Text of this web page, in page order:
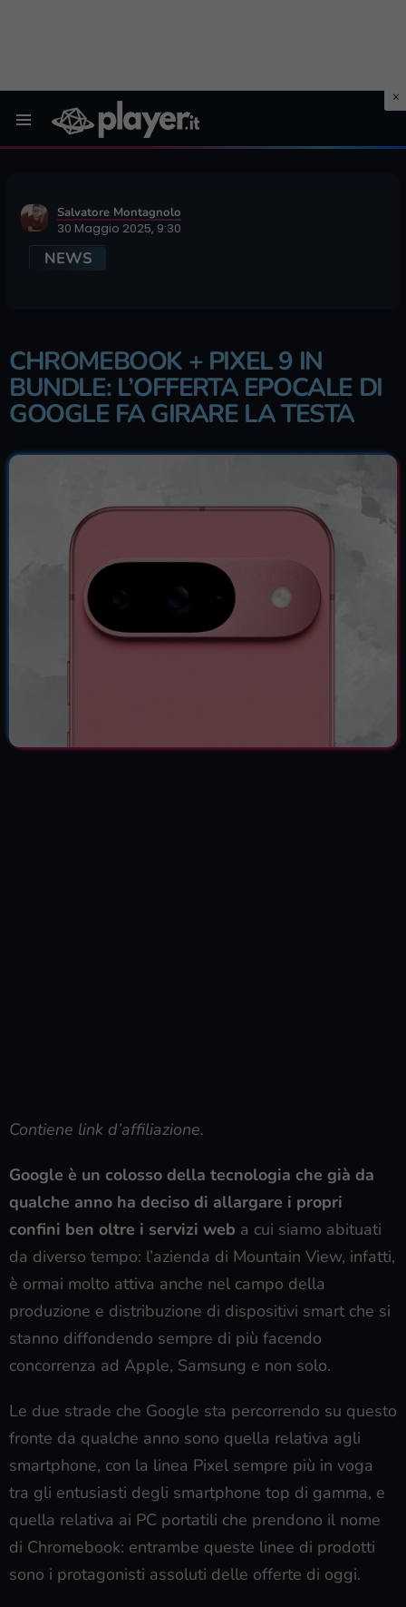
Salvatore Montagnolo
30 Maggio 2025, 9:30
NEWS
CHROMEBOOK + PIXEL 9 IN
BUNDLE: L’OFFERTA EPOCALE DI
GOOGLE FA GIRARE LA TESTA
Contiene link d’affiliazione.
Google è un colosso della tecnologia che già da
qualche anno ha deciso di allargare i propri
confini ben oltre i servizi web a cui siamo abituati
da diverso tempo: l’azienda di Mountain View, infatti,
è ormai molto attiva anche nel campo della
produzione e distribuzione di dispositivi smart che si
stanno diffondendo sempre di più facendo
concorrenza ad Apple, Samsung e non solo.
Le due strade che Google sta percorrendo su questo
fronte da qualche anno sono quella relativa agli
smartphone, con la linea Pixel sempre più in voga
tra gli entusiasti degli smartphone top di gamma, e
quella relativa ai PC portatili che prendono il nome
di Chromebook: entrambe queste linee di prodotti
sono i protagonisti assoluti delle offerte di oggi.